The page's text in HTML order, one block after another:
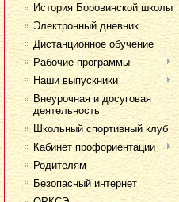
История Боровинской школы
Электронный дневник
Дистанционное обучение
Рабочие программы
Наши выпускники
Внеурочная и досуговая
деятельность
Школьный спортивный клуб
Кабинет профориентации
Родителям
Безопасный интернет